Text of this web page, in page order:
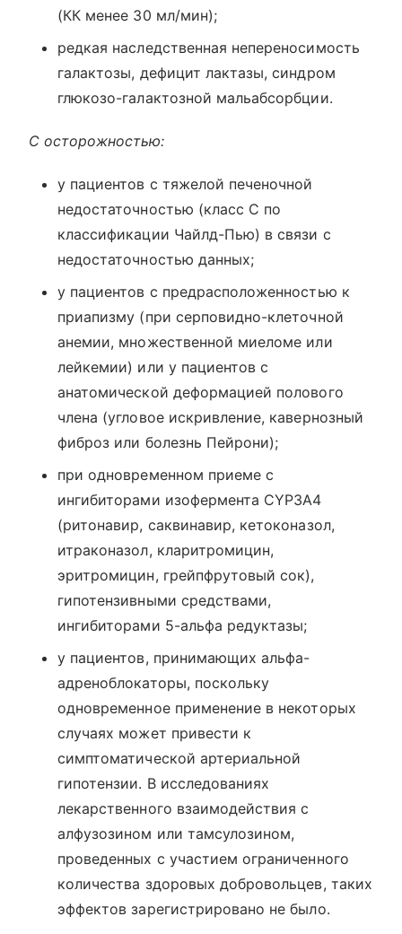
(КК менее 30 мл/мин);
редкая наследственная непереносимость
галактозы, дефицит лактазы, синдром
глюкозо-галактозной мальабсорбции.
С осторожностью:
у пациентов с тяжелой печеночной
недостаточностью (класс С по
классификации Чайлд-Пью) в связи с
недостаточностью данных;
у пациентов с предрасположенностью к
приапизму (при серповидно-клеточной
анемии, множественной миеломе или
лейкемии) или у пациентов с
анатомической деформацией полового
члена (угловое искривление, кавернозный
фиброз или болезнь Пейрони);
при одновременном приеме с
ингибиторами изофермента CYP3A4
(ритонавир, саквинавир, кетоконазол,
итраконазол, кларитромицин,
эритромицин, грейпфрутовый сок),
гипотензивными средствами,
ингибиторами 5-альфа редуктазы;
у пациентов, принимающих альфа-
адреноблокаторы, поскольку
одновременное применение в некоторых
случаях может привести к
симптоматической артериальной
гипотензии. В исследованиях
лекарственного взаимодействия с
алфузозином или тамсулозином,
проведенных с участием ограниченного
количества здоровых добровольцев, таких
эффектов зарегистрировано не было.